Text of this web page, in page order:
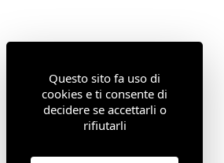
Questo sito fa uso di
cookies e ti consente di
decidere se accettarli o
rifiutarli